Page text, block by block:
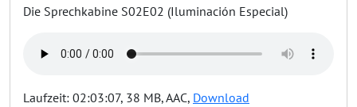
Die Sprechkabine S02E02 (Iluminación Especial)
Laufzeit: 02:03:07, 38 MB, AAC, Download